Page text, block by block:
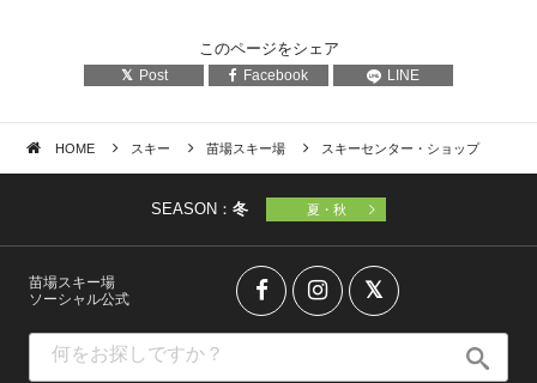
このページをシェア
Post Facebook LINE
HOME スキー 苗場スキー場 スキーセンター・ショップ
SEASON： 冬 夏・秋
苗場スキー場
ソーシャル公式